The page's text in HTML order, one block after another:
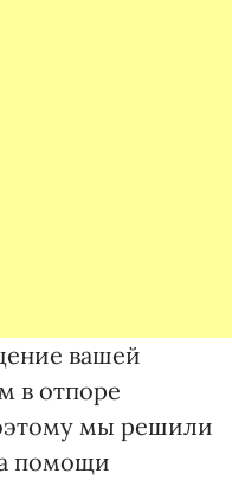
вашей
в отпоре
мы решили
помощи